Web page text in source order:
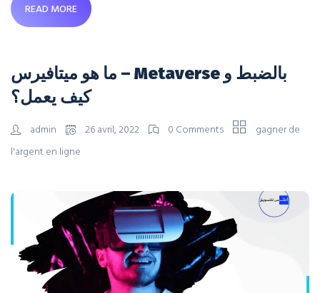
READ MORE
ما هو ميتافيرس – Metaverse بالضبط و
كيف يعمل؟
admin 26 avril, 2022 0 Comments
gagner de
l'argent en ligne